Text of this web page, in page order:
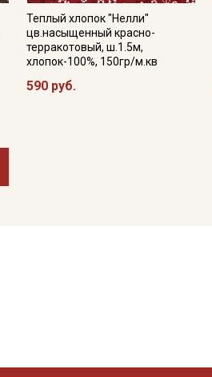
Теплый хлопок "Нелли"
цв.насыщенный красно-
терракотовый, ш.1.5м,
хлопок-100%, 150гр/м.кв
590 руб.